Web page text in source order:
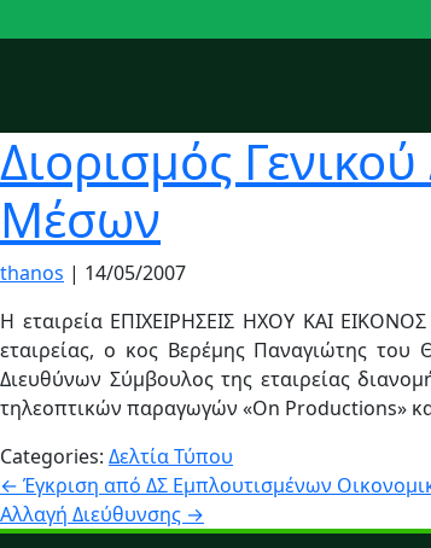
Διορισμός
Μέσων
thanos | 14/05/2007
Η εταιρεία ΕΠΙΧΕΙΡΗΣΕΙΣ ΗΧΟΥ ΚΑΙ
εταιρείας, ο κος Βερέμης Παναγιώτης του
Διευθύνων Σύμβουλος της εταιρείας
τηλεοπτικών παραγωγών «On Productions»
Categories: Δελτία Τύπου
Πλοήγηση
← Έγκριση από ΔΣ Eμπλουτισμένων
Αλλαγή Διεύθυνσης →